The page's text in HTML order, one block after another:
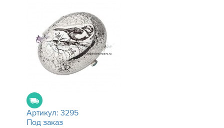
Артикул: 3295
Под заказ